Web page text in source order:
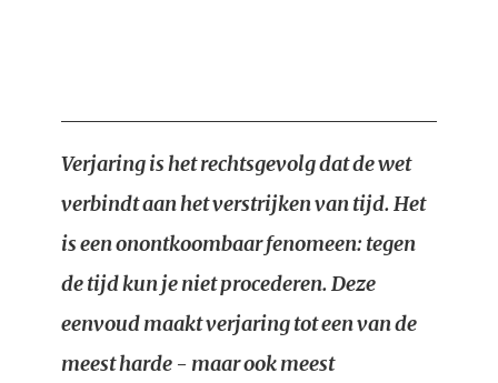
Verjaring is het rechtsgevolg dat de wet
verbindt aan het verstrijken van tijd. Het
is een onontkoombaar fenomeen: tegen
de tijd kun je niet procederen. Deze
eenvoud maakt verjaring tot een van de
meest harde - maar ook meest